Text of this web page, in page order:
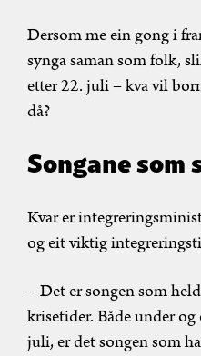
Dersom me ein gong i
synga saman som folk,
etter 22. juli – kva vil
då?
Songane
Kvar er
og eit viktig
– Det er songen som
krisetider. Både under
juli, er det songen som